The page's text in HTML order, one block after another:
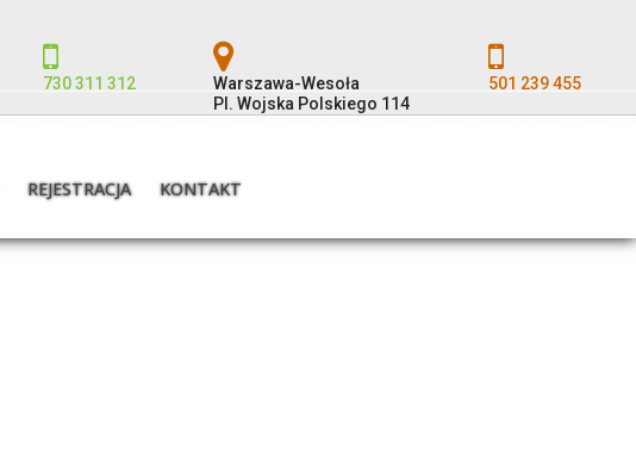
730 311 312
Warszawa-Wesoła
Pl. Wojska Polskiego 114
501 239 455
REJESTRACJA KONTAKT